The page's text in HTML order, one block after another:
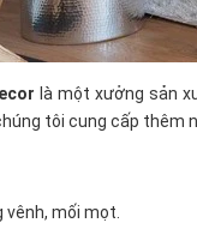
là một xưởng sản
tôi cung cấp thêm
vênh, mối mọt.